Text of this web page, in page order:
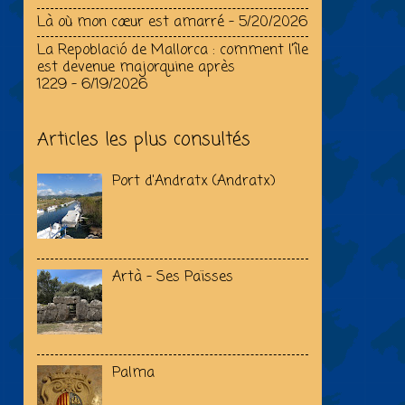
Là où mon cœur est amarré - 5/20/2026
La Repoblació de Mallorca : comment l’île
est devenue majorquine après
1229 - 6/19/2026
Articles les plus consultés
Port d'Andratx (Andratx)
Artà - Ses Païsses
Palma